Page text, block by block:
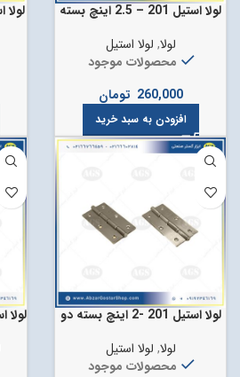
لولا استیل 201 – 2.5 اینچ بسته
لولا, لولا استیل
محصولات موجود
260,000 تومان
افزودن به سبد خرید
لولا استیل 201 -2 اینچ بسته دو
لولا, لولا استیل
محصولات موجود